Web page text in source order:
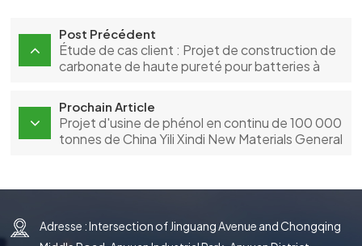
Post Précédent
Étude de cas client : Projet de construction de
carbonate de haute pureté pour batteries à
Prochain Article
Projet d'usine de phénol en continu de 100 000
tonnes de China Yili Xindi New Materials General
Adresse : Intersection of Jinguang Avenue and Chongqing